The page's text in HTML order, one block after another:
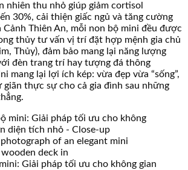
nhiên thu nhỏ giúp giảm cortisol
30%, cải thiện giấc ngủ và tăng cường
Cảnh Thiên An, mỗi non bộ mini đều được
thủy tư vấn vị trí đặt hợp mệnh gia chủ
Thủy), đảm bảo mang lại năng lượng
đèn trang trí hay tượng đá thông
mang lại lợi ích kép: vừa đẹp vừa “sống”,
giãn thực sự cho cả gia đình sau những
Giải pháp tối ưu cho không gian